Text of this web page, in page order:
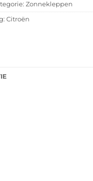
Zonnekleppen
Citroën